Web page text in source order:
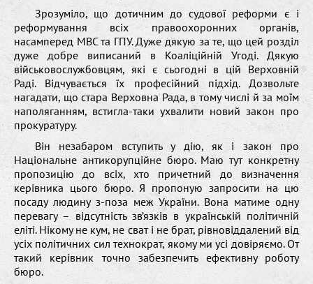
Зрозуміло, що дотичним до судової реформи є і
реформування всіх правоохоронних органів,
насамперед МВС та ГПУ. Дуже дякую за те, що цей розділ
дуже добре виписаний в Коаліційній Угоді. Дякую
військовослужбовцям, які є сьогодні в цій Верховній
Раді. Відчувається їх професійний підхід. Дозвольте
нагадати, що стара Верховна Рада, в тому числі й за моїм
наполяганням, встигла-таки ухвалити новий закон про
прокуратуру.
Він незабаром вступить у дію, як і закон про
Національне антикорупційне бюро. Маю тут конкретну
пропозицію до всіх, хто причетний до визначення
керівника цього бюро. Я пропоную запросити на цю
посаду людину з-поза меж України. Вона матиме одну
перевагу – відсутність зв’язків в українській політичній
еліті. Нікому не кум, не сват і не брат, рівновіддалений від
усіх політичних сил технократ, якому ми усі довіряємо. От
такий керівник точно забезпечить ефективну роботу
бюро.